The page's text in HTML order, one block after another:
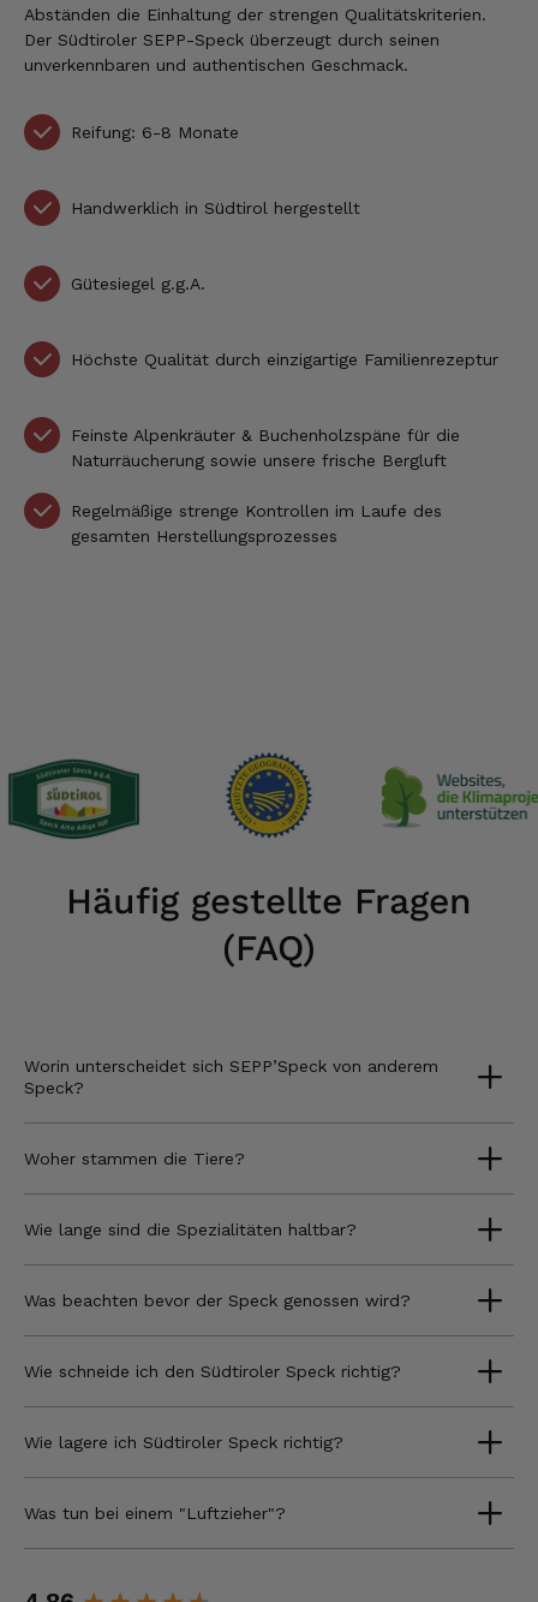
Abständen die Einhaltung der strengen Qualitätskriterien.
Der Südtiroler SEPP-Speck überzeugt durch seinen
unverkennbaren und authentischen Geschmack.
Reifung: 6-8 Monate
Handwerklich in Südtirol hergestellt
Gütesiegel g.g.A.
Höchste Qualität durch einzigartige Familienrezeptur
Feinste Alpenkräuter & Buchenholzspäne für die
Naturräucherung sowie unsere frische Bergluft
Regelmäßige strenge Kontrollen im Laufe des
gesamten Herstellungsprozesses
Häufig gestellte Fragen
(FAQ)
Worin unterscheidet sich SEPP’Speck von anderem
Speck?
Woher stammen die Tiere?
Wie lange sind die Spezialitäten haltbar?
Was beachten bevor der Speck genossen wird?
Wie schneide ich den Südtiroler Speck richtig?
Wie lagere ich Südtiroler Speck richtig?
Was tun bei einem "Luftzieher"?
New content loaded